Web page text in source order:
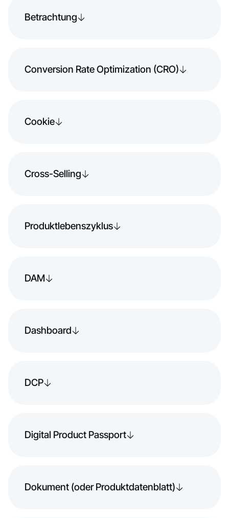
Betrachtung
Conversion Rate Optimization (CRO)
Cookie
Cross-Selling
Produktlebenszyklus
DAM
Dashboard
DCP
Digital Product Passport
Dokument (oder Produktdatenblatt)